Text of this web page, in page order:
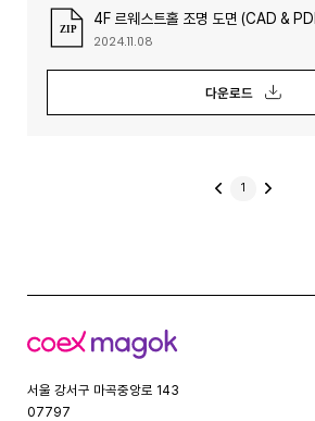
4F 르웨스트홀 조명 도면 (CAD &
2024.11.08
다운로드
이
1
코
스
서울 강서구 마곡중앙로 143
07797